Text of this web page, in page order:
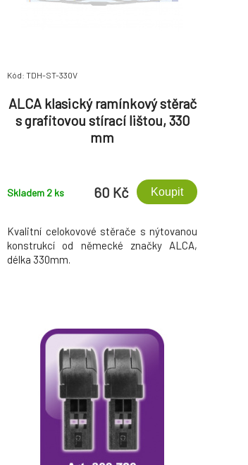
Kód: TDH-ST-330V
ALCA klasický ramínkový stěrač
s grafitovou stírací lištou, 330
mm
Skladem 2 ks 60 Kč Koupit
Kvalitní celokovové stěrače s nýtovanou
konstrukcí od německé značky ALCA,
délka 330mm.